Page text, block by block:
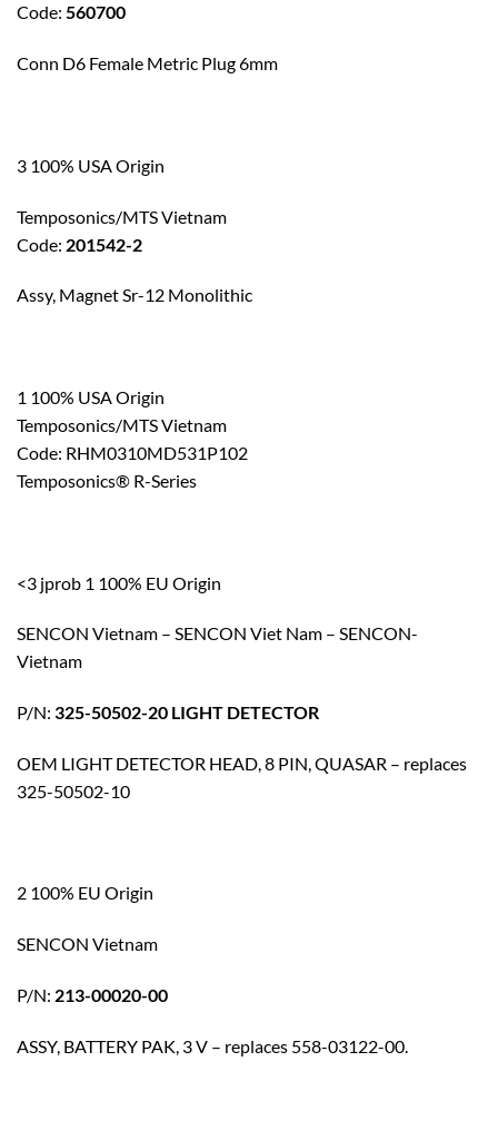
Code: 560700
Conn D6 Female Metric Plug 6mm
3 100% USA Origin
Temposonics/MTS Vietnam
Code: 201542-2
Assy, Magnet Sr-12 Monolithic
1 100% USA Origin
Temposonics/MTS Vietnam
Code: RHM0310MD531P102
Temposonics® R-Series
<3 jprob 1 100% EU Origin
SENCON Vietnam – SENCON Viet Nam – SENCON-
Vietnam
P/N: 325-50502-20 LIGHT DETECTOR
OEM LIGHT DETECTOR HEAD, 8 PIN, QUASAR – replaces
325-50502-10
2 100% EU Origin
SENCON Vietnam
P/N: 213-00020-00
ASSY, BATTERY PAK, 3 V – replaces 558-03122-00.